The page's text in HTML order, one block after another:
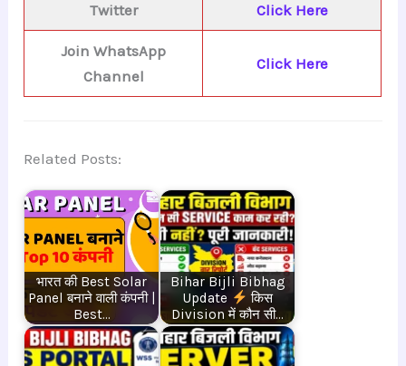
Twitter Click Here
Join WhatsApp
Channel
Click Here
Related Posts:
भारत की Best Solar
Panel बनाने वाली कंपनी |
Best…
Bihar Bijli Bibhag
Update
किस
Division में कौन सी…